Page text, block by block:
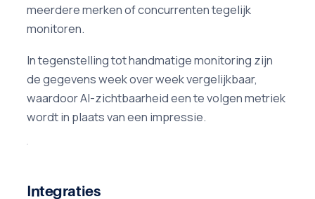
meerdere merken of concurrenten tegelijk
monitoren.
In tegenstelling tot handmatige monitoring zijn
de gegevens week over week vergelijkbaar,
waardoor AI-zichtbaarheid een te volgen metriek
wordt in plaats van een impressie.
Integraties